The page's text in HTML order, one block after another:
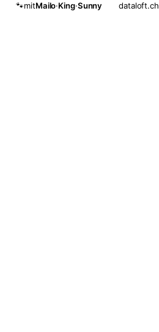
mitMailo·King·Sunny dataloft.ch